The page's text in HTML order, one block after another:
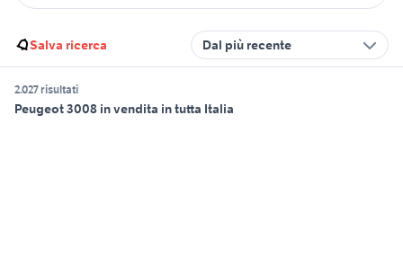
Salva ricerca Dal più recente
2.027 risultati
Peugeot 3008 in vendita in tutta Italia